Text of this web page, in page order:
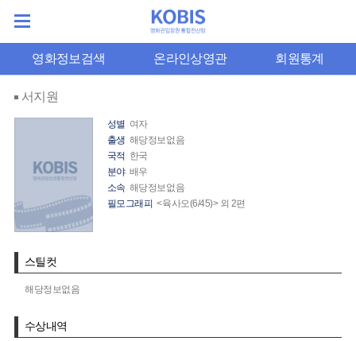
영화정보검색 온라인상영관 회원통계
서지원
성별 여자
출생 해당정보없음
국적 한국
분야 배우
소속 해당정보없음
필모그래피 <육사오(6/45)> 외 2편
스틸컷
해당정보없음
수상내역